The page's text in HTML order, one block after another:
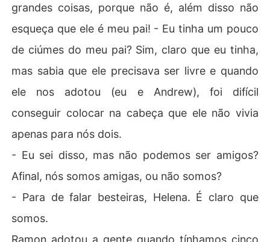
grandes coisas, porque não é, além disso não
esqueça que ele é meu pai! - Eu tinha um pouco
de ciúmes do meu pai? Sim, claro que eu tinha,
mas sabia que ele precisava ser livre e quando
ele nos adotou (eu e Andrew), foi difícil
conseguir colocar na cabeça que ele não vivia
apenas para nós dois.
- Eu sei disso, mas não podemos ser amigos?
Afinal, nós somos amigas, ou não somos?
- Para de falar besteiras, Helena. É claro que
somos.
Ramon adotou a gente quando tínhamos cinco